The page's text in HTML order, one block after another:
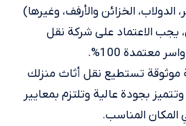
الدولاب، الخزائن والأرفف، وغيرها)
يجب الاعتماد على شركة نقل
معتمدة 100%.
تستطيع نقل أثاث منزلك
بجودة عالية وتلتزم بمعايير
المكان المناسب.